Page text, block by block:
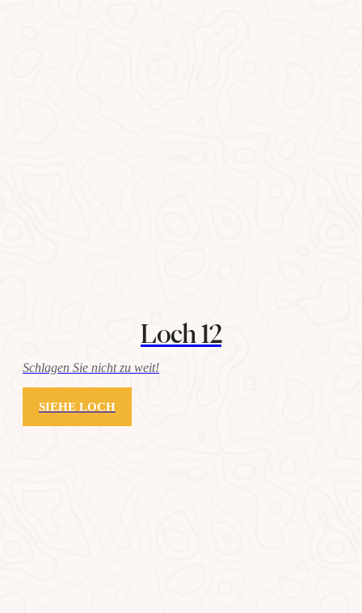
Loch 12
Schlagen Sie nicht zu weit!
SIEHE LOCH